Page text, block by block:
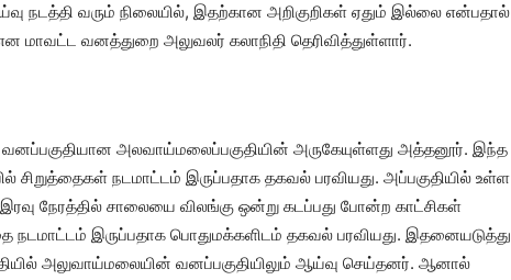
நடத்தி வரும் நிலையில், இதற்கான அறிகுறிகள் ஏதும் இல்லை என்பதால்
வனத்துறை அலுவலர் கலாநிதி தெரிவித்துள்ளார்.
அலவாய்மலைப்பகுதியின் அருகேயுள்ளது அத்தனூர். இந்த
சிறுத்தைகள் நடமாட்டம் இருப்பதாக தகவல் பரவியது. அப்பகுதியில் உள்ள
இரவு நேரத்தில் சாலையை விலங்கு ஒன்று கடப்பது போன்ற காட்சிகள்
நடமாட்டம் இருப்பதாக பொதுமக்களிடம் தகவல் பரவியது. இதனையடுத்து
அலுவாய்மலையின் வனப்பகுதியிலும் ஆய்வு செய்தனர். ஆனால்